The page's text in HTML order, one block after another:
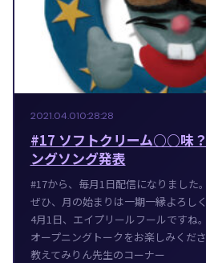
2021.04.010:28:28
#17 ソフトクリーム○○味
ングソング発表
#17から、毎月1日配信になりました。
ぜひ、月の始まりは一期一縁よろしく
4月1日、エイプリールフールですね。
オープニングトークをお楽しみくださ
教えてみりん先生のコーナー